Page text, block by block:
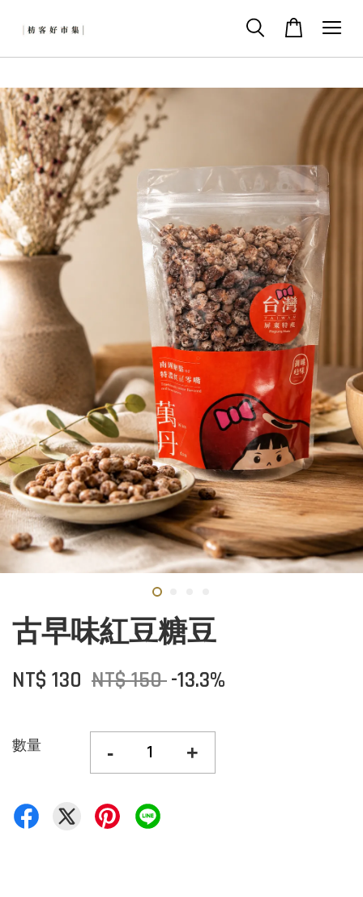
古早味紅豆糖豆
NT$ 130 NT$ 150-13.3%
數量 - +